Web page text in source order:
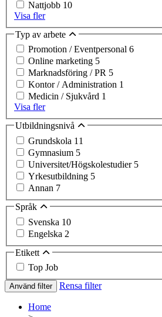
Nattjobb 10
Visa fler
Typ av arbete
Promotion / Eventpersonal 6
Online marketing 5
Marknadsföring / PR 5
Kontor / Administration 1
Medicin / Sjukvård 1
Visa fler
Utbildningsnivå
Grundskola 11
Gymnasium 5
Universitet/Högskolestudier 5
Yrkesutbildning 5
Annan 7
Språk
Svenska 10
Engelska 2
Etikett
Top Job
Använd filter Rensa filter
Home